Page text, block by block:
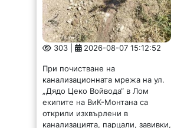
303 | 2026-08-07 15:12:52
При почистване на
канализационната мрежа на ул.
екипите на ВиК-Монтана са
открили изхвърлени в
канализацията, парцали, завивки,
битови отпадъци и други
предмети, които нямат място...